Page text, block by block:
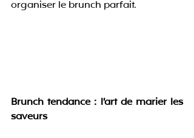
organiser le brunch parfait.
Brunch tendance : l’art de marier les
saveurs